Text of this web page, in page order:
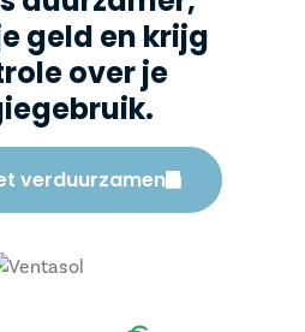
geld en krijg
over je
verduurzamen